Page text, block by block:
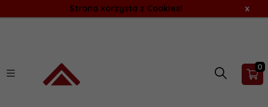
Strona korzysta z Cookies! x
0